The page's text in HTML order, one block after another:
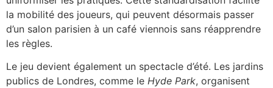
la mobilité des joueurs, qui peuvent désormais passer
d’un salon parisien à un café viennois sans réapprendre
les règles.
Le jeu devient également un spectacle d’été. Les jardins
publics de Londres, comme le Hyde Park, organisent